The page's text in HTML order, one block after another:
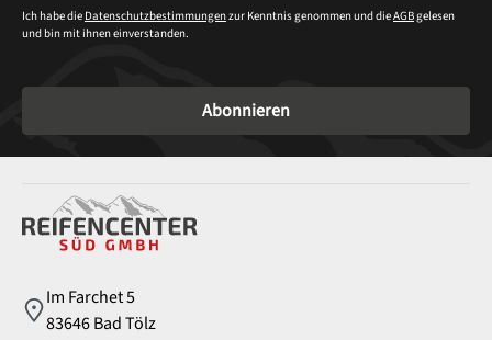
Ich habe die Datenschutzbestimmungenzur Kenntnis genommen und dieAGBgelesen
und bin mit ihnen einverstanden.
Abonnieren
Im Farchet 5
83646 Bad Tölz